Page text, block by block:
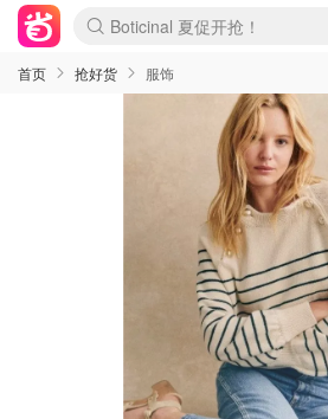
4折！lulu周四疯狂上新
还没结束！&OtherStories大促
Joybuy变相75折 随时失效
速领！Stanley独家85折
疑似霸哥！Camper额外叠85折
Zalando 奥莱闪促！每日更新
Moncler反季囤！5折起+叠9折
Coach Brooklyn仅€192
首页 抢好货 服饰